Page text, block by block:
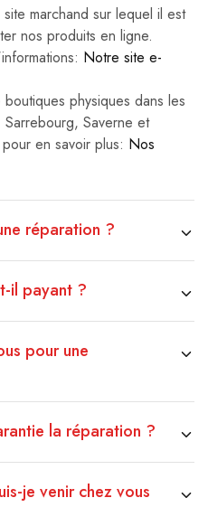
marchand sur lequel il est
nos produits en ligne.
Notre site e-
physiques dans les
Saverne et
en savoir plus: Nos
réparation ?
il payant ?
pour une
la réparation ?
je venir chez vous